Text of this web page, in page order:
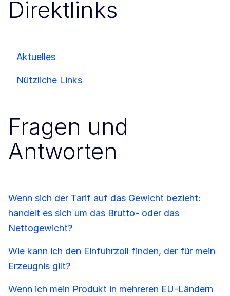
Direktlinks
Aktuelles
Nützliche Links
Fragen und
Antworten
Wenn sich der Tarif auf das Gewicht bezieht:
handelt es sich um das Brutto- oder das
Nettogewicht?
Wie kann ich den Einfuhrzoll finden, der für mein
Erzeugnis gilt?
Wenn ich mein Produkt in mehreren EU-Ländern